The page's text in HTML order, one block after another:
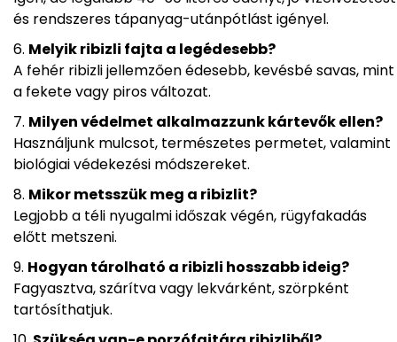
és rendszeres tápanyag-utánpótlást igényel.
Melyik ribizli fajta a legédesebb?
A fehér ribizli jellemzően édesebb, kevésbé savas, mint
a fekete vagy piros változat.
Milyen védelmet alkalmazzunk kártevők ellen?
Használjunk mulcsot, természetes permetet, valamint
biológiai védekezési módszereket.
Mikor metsszük meg a ribizlit?
Legjobb a téli nyugalmi időszak végén, rügyfakadás
előtt metszeni.
Hogyan tárolható a ribizli hosszabb ideig?
Fagyasztva, szárítva vagy lekvárként, szörpként
tartósíthatjuk.